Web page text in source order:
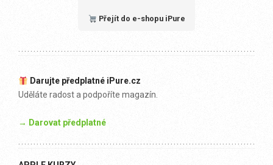
Přejít do e-shopu iPure
Darujte předplatné iPure.cz
Uděláte radost a podpoříte magazín.
→ Darovat předplatné